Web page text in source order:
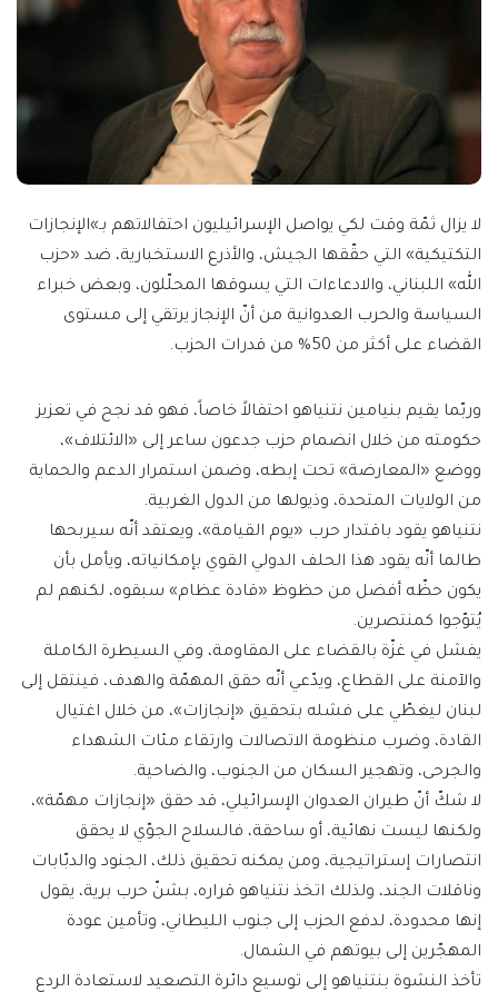
لا يزال ثمّة وقت لكي يواصل الإسرائيليون احتفالاتهم بـ»الإنجازات
التكتيكية» التي حقّقها الجيش، والأذرع الاستخبارية، ضد «حزب
الله» اللبناني، والادعاءات التي يسوقها المحلّلون، وبعض خبراء
السياسة والحرب العدوانية من أنّ الإنجاز يرتقي إلى مستوى
القضاء على أكثر من 50% من قدرات الحزب.
وربّما يقيم بنيامين نتنياهو احتفالاً خاصاً، فهو قد نجح في تعزيز
حكومته من خلال انضمام حزب جدعون ساعر إلى «الائتلاف»،
ووضع «المعارضة» تحت إبطه، وضمن استمرار الدعم والحماية
من الولايات المتحدة، وذيولها من الدول الغربية.
نتنياهو يقود باقتدار حرب «يوم القيامة»، ويعتقد أنّه سيربحها
طالما أنّه يقود هذا الحلف الدولي القوي بإمكانياته، ويأمل بأن
يكون حظّه أفضل من حظوظ «قادة عظام» سبقوه، لكنهم لم
يُتوّجوا كمنتصرين.
يفشل في غزّة بالقضاء على المقاومة، وفي السيطرة الكاملة
والآمنة على القطاع، ويدّعي أنّه حقق المهمّة والهدف، فينتقل إلى
لبنان ليغطّي على فشله بتحقيق «إنجازات»، من خلال اغتيال
القادة، وضرب منظومة الاتصالات وارتقاء مئات الشهداء
والجرحى، وتهجير السكان من الجنوب، والضاحية.
لا شكّ أنّ طيران العدوان الإسرائيلي، قد حقق «إنجازات مهمّة»،
ولكنها ليست نهائية، أو ساحقة، فالسلاح الجوّي لا يحقق
انتصارات إستراتيجية، ومن يمكنه تحقيق ذلك، الجنود والدبّابات
وناقلات الجند، ولذلك اتخذ نتنياهو قراره، بشنّ حرب برية، يقول
إنها محدودة، لدفع الحزب إلى جنوب الليطاني، وتأمين عودة
المهجّرين إلى بيوتهم في الشمال.
تأخذ النشوة بنتنياهو إلى توسيع دائرة التصعيد لاستعادة الردع